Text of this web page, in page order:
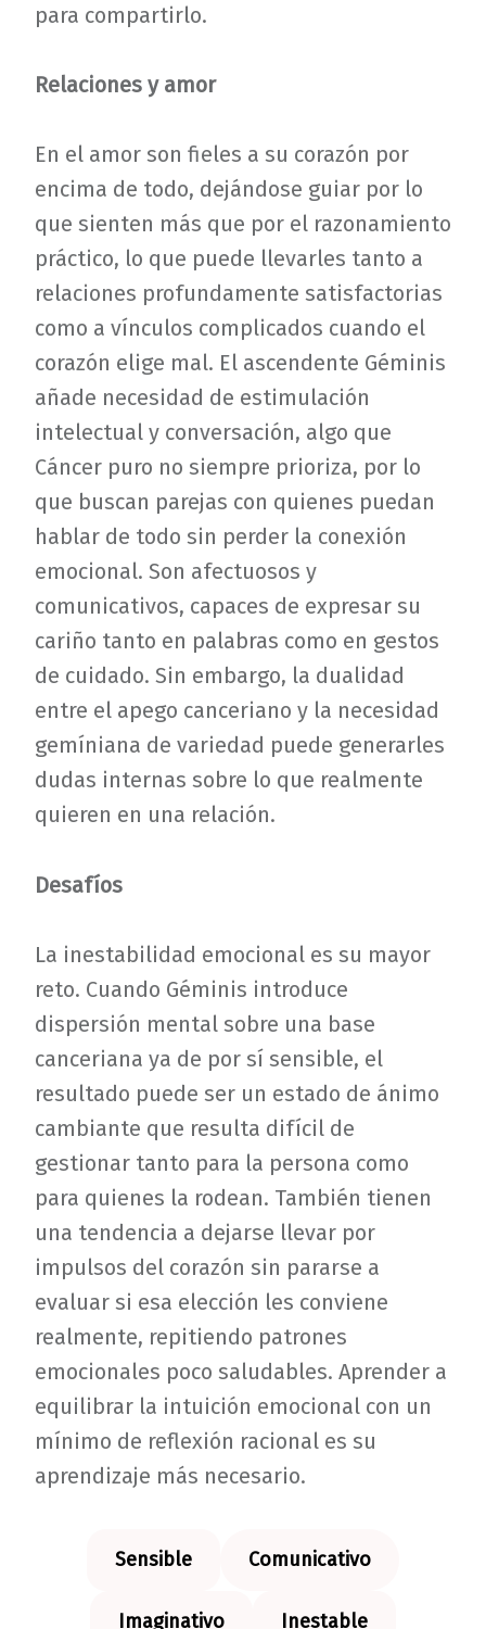
para compartirlo.
Relaciones y amor
En el amor son fieles a su corazón por
encima de todo, dejándose guiar por lo
que sienten más que por el razonamiento
práctico, lo que puede llevarles tanto a
relaciones profundamente satisfactorias
como a vínculos complicados cuando el
corazón elige mal. El ascendente Géminis
añade necesidad de estimulación
intelectual y conversación, algo que
Cáncer puro no siempre prioriza, por lo
que buscan parejas con quienes puedan
hablar de todo sin perder la conexión
emocional. Son afectuosos y
comunicativos, capaces de expresar su
cariño tanto en palabras como en gestos
de cuidado. Sin embargo, la dualidad
entre el apego canceriano y la necesidad
gemíniana de variedad puede generarles
dudas internas sobre lo que realmente
quieren en una relación.
Desafíos
La inestabilidad emocional es su mayor
reto. Cuando Géminis introduce
dispersión mental sobre una base
canceriana ya de por sí sensible, el
resultado puede ser un estado de ánimo
cambiante que resulta difícil de
gestionar tanto para la persona como
para quienes la rodean. También tienen
una tendencia a dejarse llevar por
impulsos del corazón sin pararse a
evaluar si esa elección les conviene
realmente, repitiendo patrones
emocionales poco saludables. Aprender a
equilibrar la intuición emocional con un
mínimo de reflexión racional es su
aprendizaje más necesario.
Sensible Comunicativo
Imaginativo Inestable